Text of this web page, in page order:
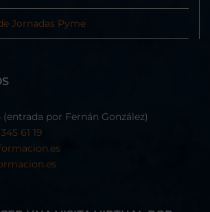
Jornadas Pyme
por Fernán González)
61 19